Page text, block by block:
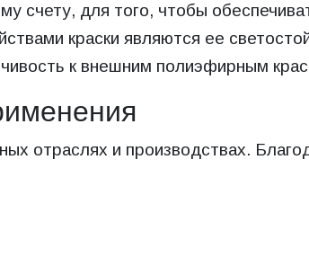
счету, для того, чтобы
краски являются ее
к внешним полиэфирным
отраслях и производствах.